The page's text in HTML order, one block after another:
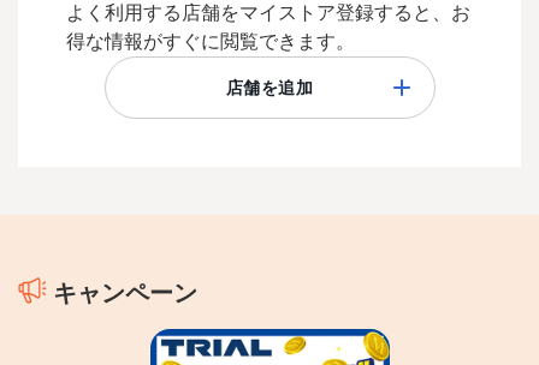
よく利用する店舗をマイストア登録すると、お
得な情報がすぐに閲覧できます。
店舗を追加
キャンペーン